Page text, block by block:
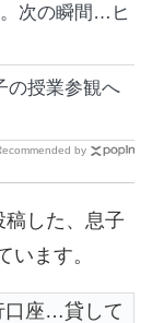
次の瞬間…ヒ
の授業参観へ
by
稿した、息子
います。
口座…貸して